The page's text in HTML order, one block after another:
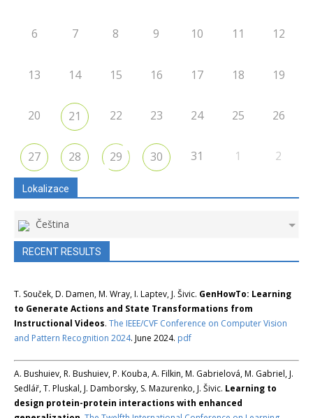
6 7 8 9 10 11 12
13 14 15 16 17 18 19
20 21 22 23 24 25 26
27 28 29 30 31 1 2
Lokalizace
Čeština
RECENT RESULTS
T. Souček, D. Damen, M. Wray, I. Laptev, J. Šivic. GenHowTo: Learning
to Generate Actions and State Transformations from
Instructional Videos. The IEEE/CVF Conference on Computer Vision
and Pattern Recognition 2024. June 2024. pdf
A. Bushuiev, R. Bushuiev, P. Kouba, A. Filkin, M. Gabrielová, M. Gabriel, J.
Sedlář, T. Pluskal, J. Damborsky, S. Mazurenko, J. Šivic. Learning to
design protein-protein interactions with enhanced